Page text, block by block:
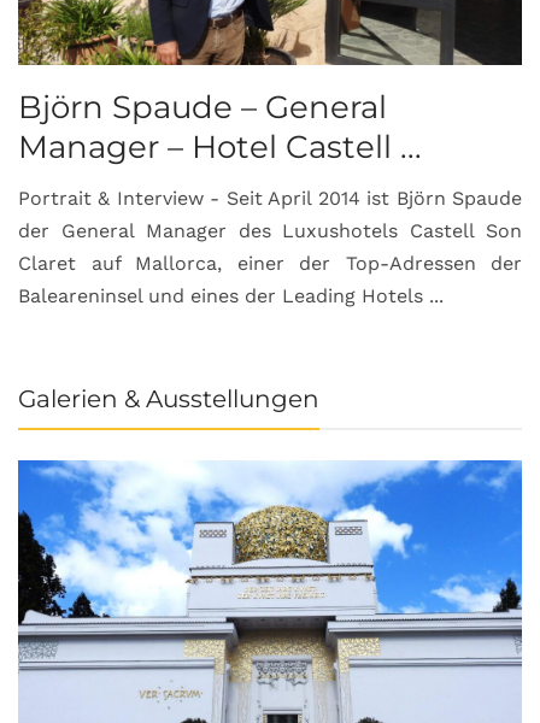
Björn Spaude – General
Manager – Hotel Castell ...
Portrait & Interview - Seit April 2014 ist Björn Spaude
der General Manager des Luxushotels Castell Son
Claret auf Mallorca, einer der Top-Adressen der
Baleareninsel und eines der Leading Hotels ...
Galerien & Ausstellungen